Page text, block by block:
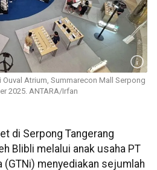
Ouval Atrium, Summarecon Mall Serpong
2025. ANTARA/Irfan
di Serpong Tangerang
Blibli melalui anak usaha PT
(GTNi) menyediakan sejumlah